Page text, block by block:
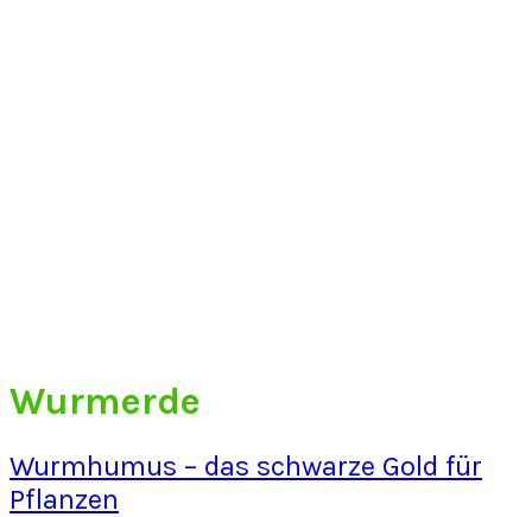
Wurmerde
Wurmhumus – das schwarze Gold für
Pflanzen